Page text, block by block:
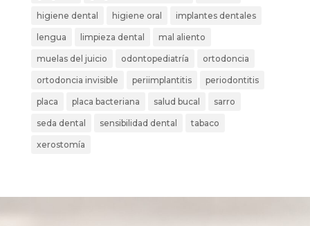
higiene dental higiene oral implantes dentales
lengua limpieza dental mal aliento
muelas del juicio odontopediatría ortodoncia
ortodoncia invisible periimplantitis periodontitis
placa placa bacteriana salud bucal sarro
seda dental sensibilidad dental tabaco
xerostomía